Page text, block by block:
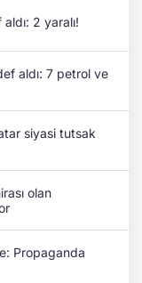
2 yaralı!
aldı: 7 petrol ve
siyasi tutsak
olan
Propaganda